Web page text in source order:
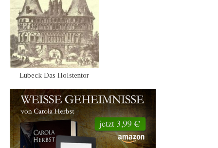
Lübeck Das Holstentor